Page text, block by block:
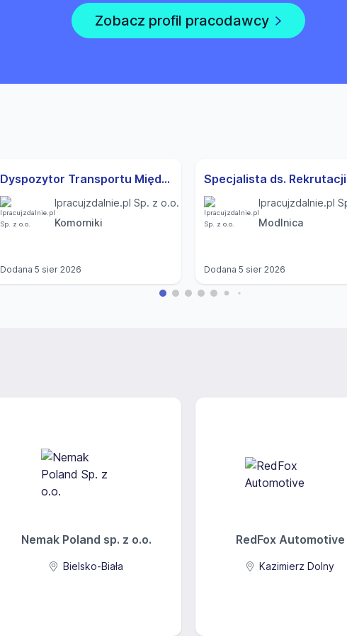
Zobacz profil pracodawcy
Dyspozytor Transportu Międzynarodowego (K,M)
Ipracujzdalnie.pl Sp. z o.o.
Komorniki
Dodana 5 sier 2026
Ipracujzdalnie.pl
Modlnica
Dodana 5 sier 2026
Nemak Poland sp. z o.o.
Bielsko-Biała
RedFox Automotive
Kazimierz Dolny